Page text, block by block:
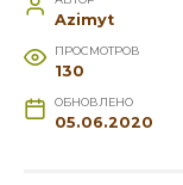
Azimyt
ПРОСМОТРОВ
130
ОБНОВЛЕНО
05.06.2020